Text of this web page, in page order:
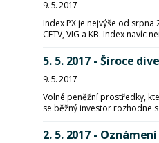
9. 5. 2017
Index PX je nejvýše od
CETV, VIG a KB. Index navíc
5. 5. 2017 - Široce
9. 5. 2017
Volné peněžní prostředky,
se běžný investor rozhodne
2. 5. 2017 -